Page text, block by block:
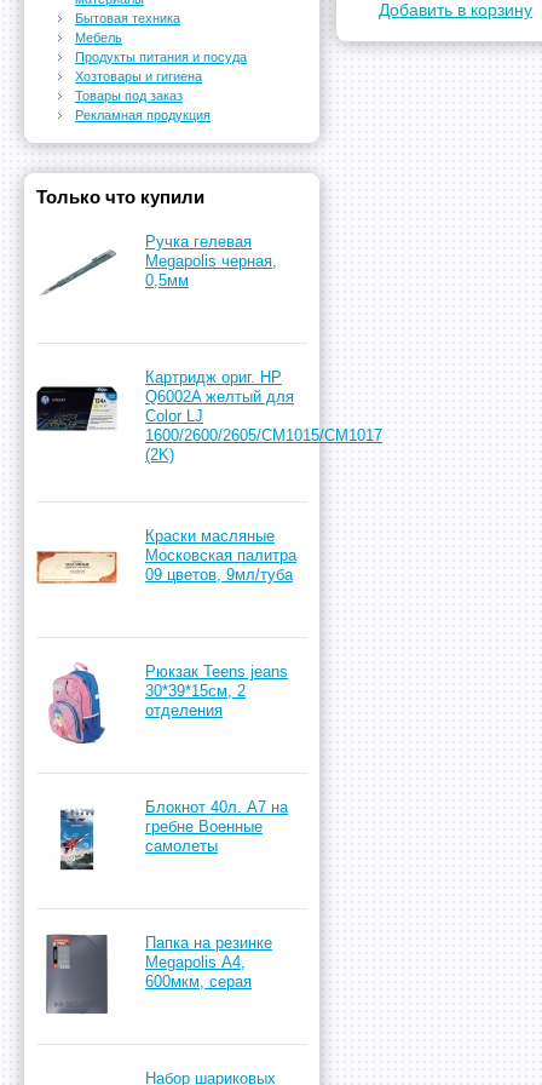
Добавить в корзину
Бытовая техника
Мебель
Продукты питания и посуда
Хозтовары и гигиена
Товары под заказ
Рекламная продукция
Только что купили
Ручка гелевая
Megapolis черная,
0,5мм
Картридж ориг. HP
Q6002A желтый для
Color LJ
1600/2600/2605/CM1015/CM1017
(2K)
Краски масляные
Московская палитра
09 цветов, 9мл/туба
Рюкзак Teens jeans
30*39*15см, 2
отделения
Блокнот 40л. А7 на
гребне Военные
самолеты
Папка на резинке
Megapolis А4,
600мкм, серая
Набор шариковых